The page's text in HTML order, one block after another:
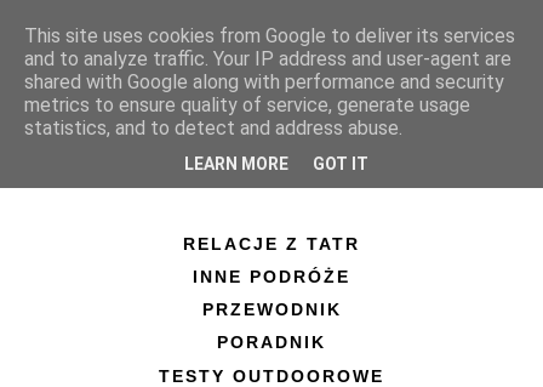
RELACJE Z TATR
INNE PODRÓŻE
PRZEWODNIK
PORADNIK
TESTY OUTDOOROWE
This site uses cookies from Google to deliver its services
and to analyze traffic. Your IP address and user-agent are
shared with Google along with performance and security
metrics to ensure quality of service, generate usage
statistics, and to detect and address abuse.
LEARN MORE GOT IT